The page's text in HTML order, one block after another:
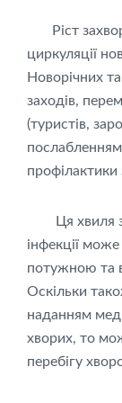
Ріст
циркуляції
Новорічних
заходів,
(туристів,
Ця хвиля
інфекції
потужною та
Оскільки
наданням
хворих, то
перебігу